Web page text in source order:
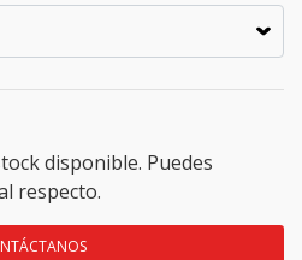
disponible. Puedes
respecto.